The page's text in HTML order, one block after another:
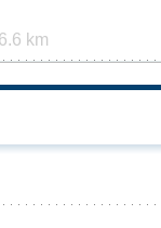
km